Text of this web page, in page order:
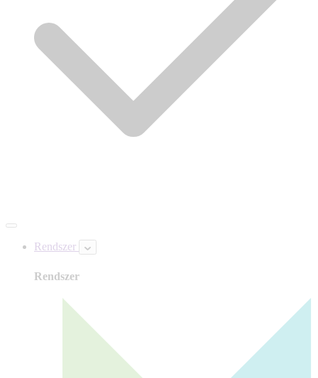
Rendszer
Rendszer